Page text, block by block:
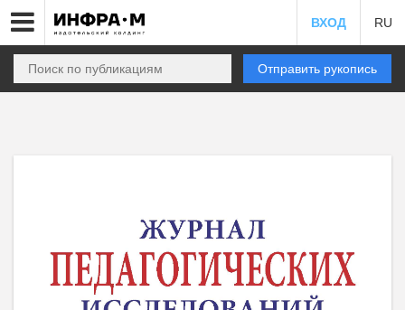
ВХОД RU
Отправить рукопись